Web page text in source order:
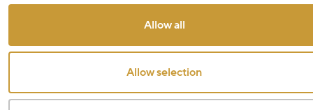
Allow all
Allow selection